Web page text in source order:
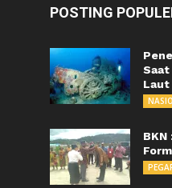
POSTING
Saat
Laut
BKN